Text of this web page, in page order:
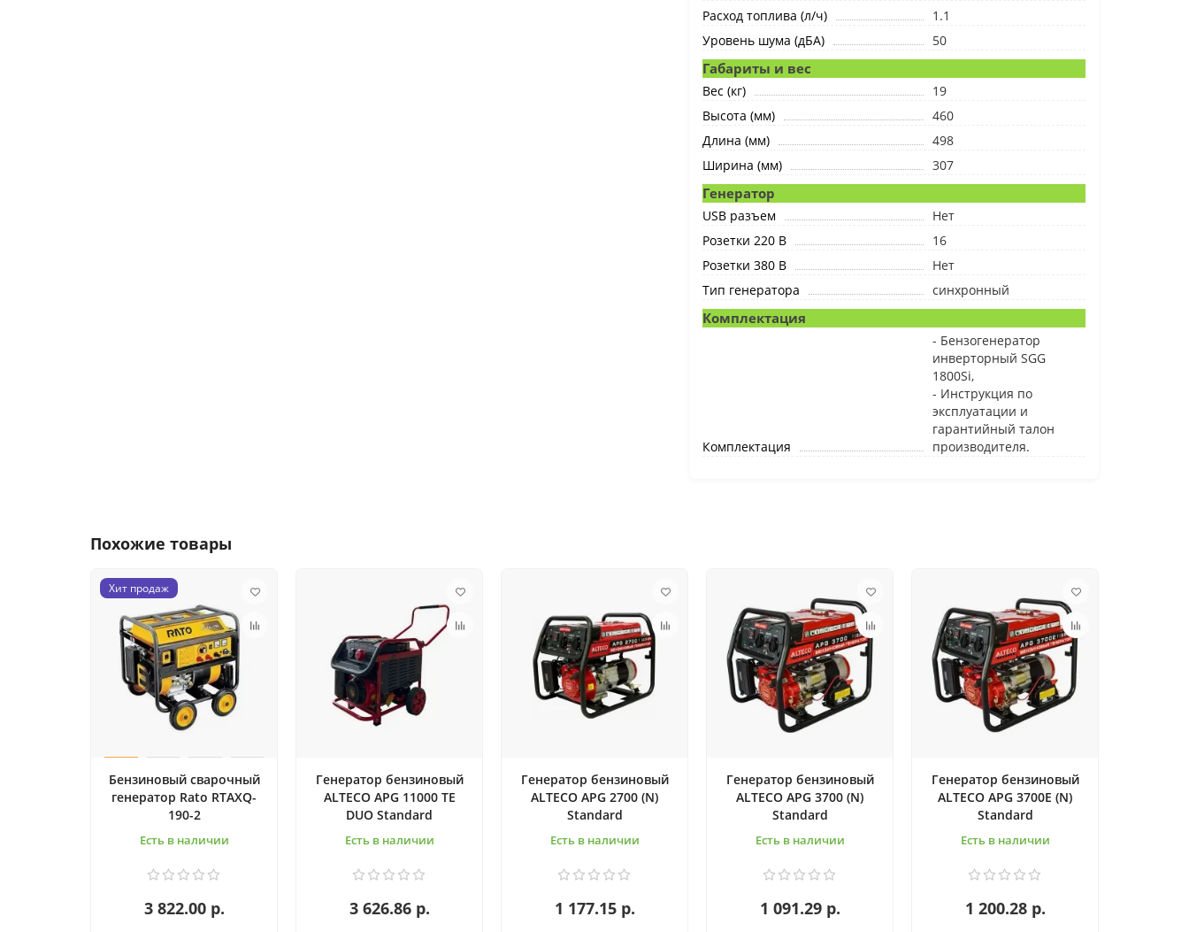
Расход топлива (л/ч)
1.1
Уровень шума (дБА)
50
Габариты и вес
Вес (кг)
19
Высота (мм)
460
Длина (мм)
498
Ширина (мм)
307
Генератор
USB разъем
Нет
Розетки 220 В
16
Розетки 380 В
Нет
Тип генератора
синхронный
Комплектация
Комплектация
- Бензогенератор
инверторный SGG
1800Si,
- Инструкция по
эксплуатации и
гарантийный талон
производителя.
Похожие товары
Хит продаж
Бензиновый сварочный
генератор Rato RTAXQ-
190-2
Есть в наличии
3 822.00 р.
Генератор бензиновый
ALTECO APG 11000 TE
DUO Standard
Есть в наличии
3 626.86 р.
Генератор бензиновый
ALTECO APG 2700 (N)
Standard
Есть в наличии
1 177.15 р.
Генератор бензиновый
ALTECO APG 3700 (N)
Standard
Есть в наличии
1 091.29 р.
Генератор бензиновый
ALTECO APG 3700E (N)
Standard
Есть в наличии
1 200.28 р.